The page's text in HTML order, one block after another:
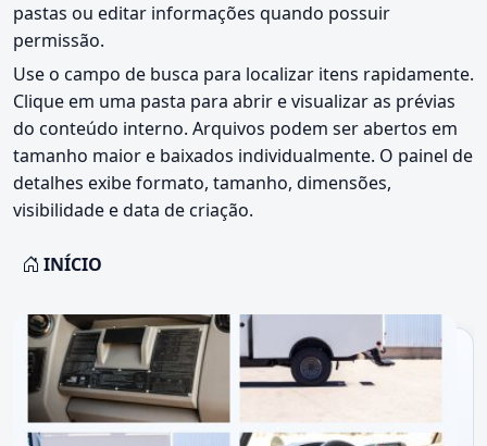
pastas ou editar informações quando possuir
permissão.
Use o campo de busca para localizar itens rapidamente.
Clique em uma pasta para abrir e visualizar as prévias
do conteúdo interno. Arquivos podem ser abertos em
tamanho maior e baixados individualmente. O painel de
detalhes exibe formato, tamanho, dimensões,
visibilidade e data de criação.
INÍCIO